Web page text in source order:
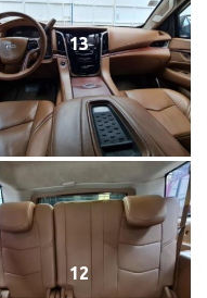
13
12